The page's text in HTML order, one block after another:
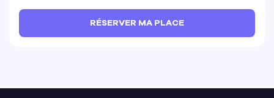
RÉSERVER MA PLACE